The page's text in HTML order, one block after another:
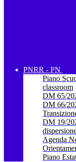
PNRR - PN
Piano
classroom
DM 65/
DM 66/
DM 19/
Agenda
Piano